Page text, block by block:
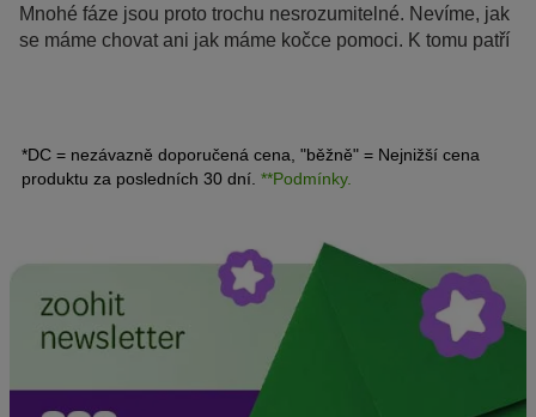
Mnohé fáze jsou proto trochu nesrozumitelné. Nevíme, jak
se máme chovat ani jak máme kočce pomoci. K tomu patří
*DC = nezávazně doporučená cena, "běžně" = Nejnižší cena
produktu za posledních 30 dní. **Podmínky.